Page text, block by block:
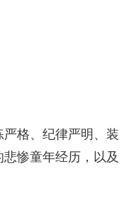
格、纪律严明、装
惨童年经历，以及